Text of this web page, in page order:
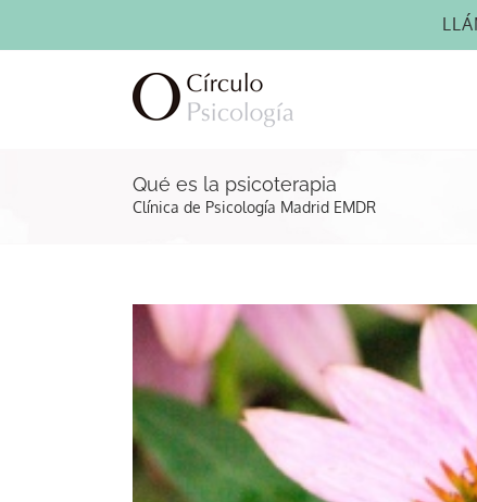
contenido
Qué es la psicoterapia
Clínica de Psicología Madrid EMDR